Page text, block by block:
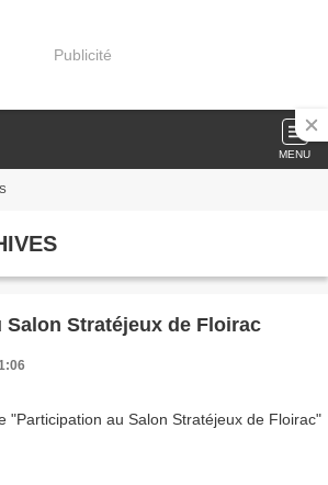
Publicité
MENU
Stratéjeux de Floirac